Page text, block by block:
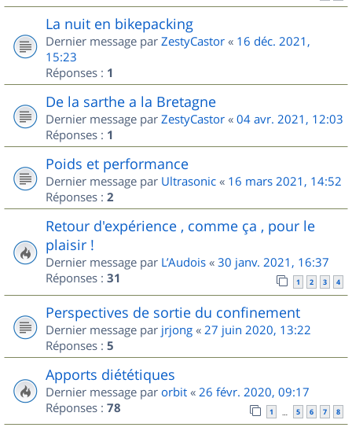
La nuit en bikepacking
Dernier message par ZestyCastor « 16 déc. 2021,
15:23
Réponses : 1
De la sarthe a la Bretagne
Dernier message par ZestyCastor « 04 avr. 2021, 12:03
Réponses : 1
Poids et performance
Dernier message par Ultrasonic « 16 mars 2021, 14:52
Réponses : 2
Retour d'expérience , comme ça , pour le
plaisir !
Dernier message par L’Audois « 30 janv. 2021, 16:37
Réponses : 31 1 2 3 4
Perspectives de sortie du confinement
Dernier message par jrjong « 27 juin 2020, 13:22
Réponses : 5
Apports diététiques
Dernier message par orbit « 26 févr. 2020, 09:17
Réponses : 78 1 … 5 6 7 8